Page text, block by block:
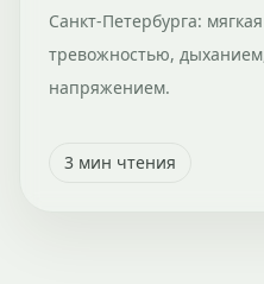
Санкт-Петербурга:
тревожностью,
напряжением.
3 мин чтения